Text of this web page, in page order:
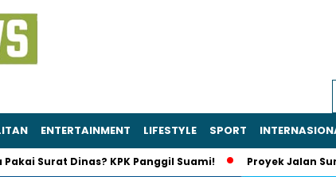
ENTERTAINMENT LIFESTYLE SPORT
Dinas? KPK Panggil Suami! Proyek Jalan Sumut